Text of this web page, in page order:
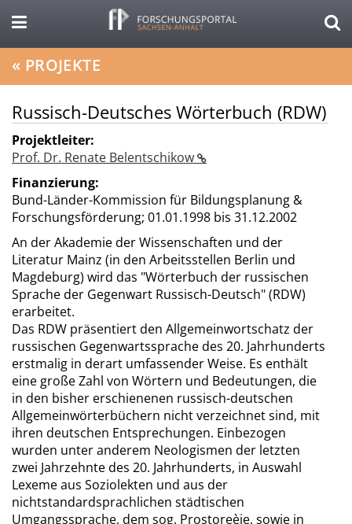
« PROJEKTE
Russisch-Deutsches Wörterbuch (RDW)
Projektleiter:
Prof. Dr. Renate Belentschikow
Finanzierung:
Bund-Länder-Kommission für Bildungsplanung &
Forschungsförderung; 01.01.1998 bis 31.12.2002
An der Akademie der Wissenschaften und der
Literatur Mainz (in den Arbeitsstellen Berlin und
Magdeburg) wird das "Wörterbuch der russischen
Sprache der Gegenwart Russisch-Deutsch" (RDW)
erarbeitet.
Das RDW präsentiert den Allgemeinwortschatz der
russischen Gegenwartssprache des 20. Jahrhunderts
erstmalig in derart umfassender Weise. Es enthält
eine große Zahl von Wörtern und Bedeutungen, die
in den bisher erschienenen russisch-deutschen
Allgemeinwörterbüchern nicht verzeichnet sind, mit
ihren deutschen Entsprechungen. Einbezogen
wurden unter anderem Neologismen der letzten
zwei Jahrzehnte des 20. Jahrhunderts, in Auswahl
Lexeme aus Soziolekten und aus der
nichtstandardsprachlichen städtischen
Umgangssprache, dem sog. Prostoreèie, sowie in